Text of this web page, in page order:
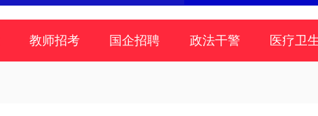
教师招考 国企招聘 政法干警 医疗卫生